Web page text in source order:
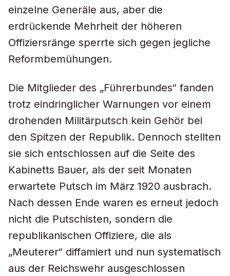
einzelne Generäle aus, aber die
erdrückende Mehrheit der höheren
Offiziersränge sperrte sich gegen jegliche
Reformbemühungen.
Die Mitglieder des „Führerbundes“ fanden
trotz eindringlicher Warnungen vor einem
drohenden Militärputsch kein Gehör bei
den Spitzen der Republik. Dennoch stellten
sie sich entschlossen auf die Seite des
Kabinetts Bauer, als der seit Monaten
erwartete Putsch im März 1920 ausbrach.
Nach dessen Ende waren es erneut jedoch
nicht die Putschisten, sondern die
republikanischen Offiziere, die als
„Meuterer“ diffamiert und nun systematisch
aus der Reichswehr ausgeschlossen